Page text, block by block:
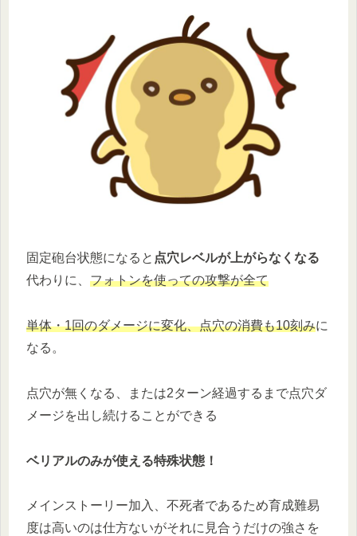
固定砲台状態になると 点穴レベルが上がらなくなる
代わりに、 フォトンを使っての攻撃が全て
単体・1回のダメージに変化、点穴の消費も10刻みに
なる。
点穴が無くなる、または2ターン経過するまで点穴ダ
メージを出し続けることができる
ベリアルのみが使える特殊状態！
メインストーリー加入、不死者であるため育成難易
度は高いのは仕方ないがそれに見合うだけの強さを